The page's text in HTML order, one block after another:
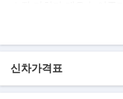
- 하이테크 썬팅
- 아이박 스프링
신차가격표